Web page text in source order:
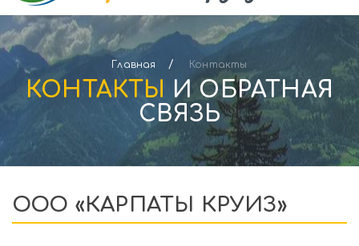
Главная / Контакты
КОНТАКТЫ И ОБРАТНАЯ
СВЯЗЬ
ООО «КАРПАТЫ КРУИЗ»